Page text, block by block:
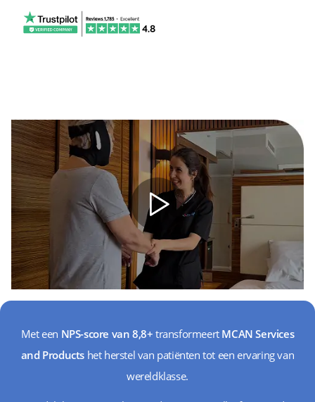
Met een NPS-score van 8,8+ transformeert MCAN Services
and Products het herstel van patiënten tot een ervaring van
wereldklasse.